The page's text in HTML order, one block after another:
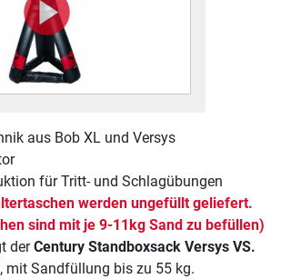
aus Bob XL und Versys
für Tritt- und Schlagübungen
werden ungefüllt geliefert.
sind mit je 9-11kg Sand zu befüllen)
derCentury Standboxsack Versys VS.
mit Sandfüllung bis zu 55 kg.